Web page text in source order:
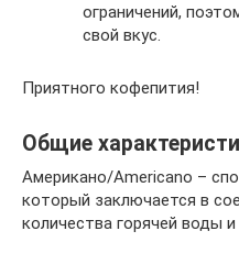
ограничений,
свой вкус.
Приятного кофепития!
Общие
Американо/Americano –
который заключается в
количества горячей воды и